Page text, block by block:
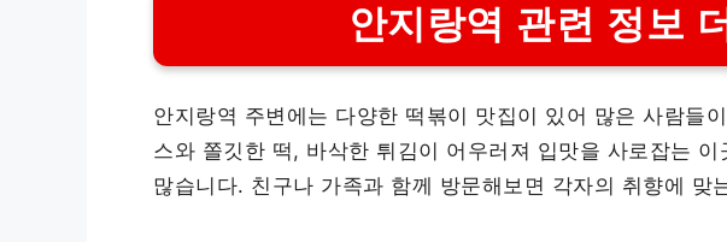
안지랑역 관련 정보
안지랑역 주변에는 다양한 떡볶이 맛집이 있어 많은 사람들
스와 쫄깃한 떡, 바삭한 튀김이 어우러져 입맛을 사로잡는
많습니다. 친구나 가족과 함께 방문해보면 각자의 취향에 맞